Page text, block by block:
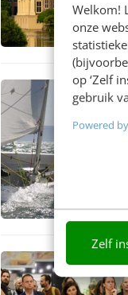
Welkom!
onze
op ‘Zelf
gebruik
Powered
Zelf